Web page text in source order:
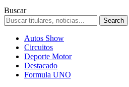
Buscar
Autos Show
Circuitos
Deporte Motor
Destacado
Formula UNO